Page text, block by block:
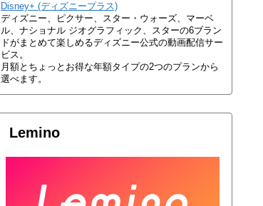
Disney+ (ディズニープラス)
ディズニー、ピクサー、スター・ウォーズ、マーベ
ル、ナショナル ジオグラフィック、スターの6ブラン
ドがまとめて楽しめるディズニー公式の動画配信サー
ビス。
月額とちょっとお得な年額タイプの2つのプランから
選べます。
Lemino